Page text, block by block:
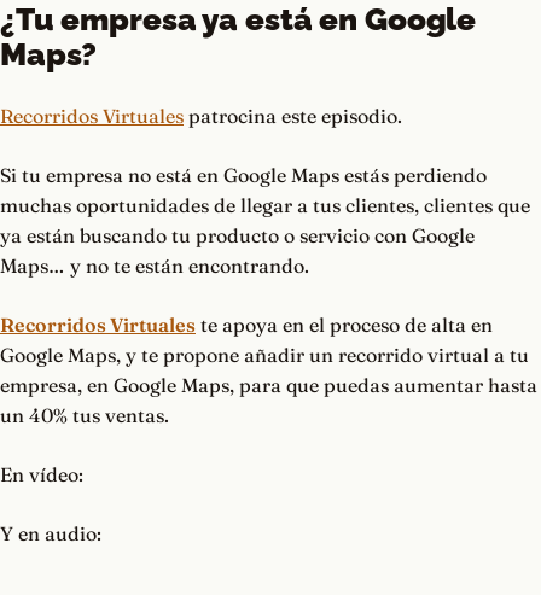
¿Tu empresa ya está en Google
Maps?
Recorridos Virtuales patrocina este episodio.
Si tu empresa no está en Google Maps estás perdiendo
muchas oportunidades de llegar a tus clientes, clientes que
ya están buscando tu producto o servicio con Google
Maps… y no te están encontrando.
Recorridos Virtuales te apoya en el proceso de alta en
Google Maps, y te propone añadir un recorrido virtual a tu
empresa, en Google Maps, para que puedas aumentar hasta
un 40% tus ventas.
En vídeo:
Y en audio: